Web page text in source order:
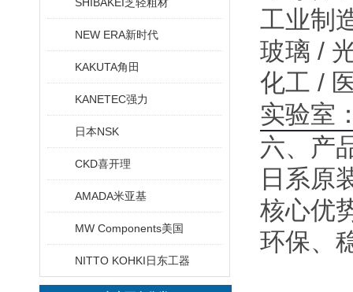
NEW ERA新时代
KAKUTA角田
KANETEC强力
日本NSK
CKD喜开理
AMADA米亚基
MW Components美国
NITTO KOHKI日东工器
工业制
玻璃 /
化工 /
实验室
六、产
日系原
核心优
环保、